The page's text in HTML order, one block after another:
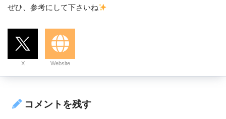
ぜひ、参考にして下さいね
X Website
コメントを残す